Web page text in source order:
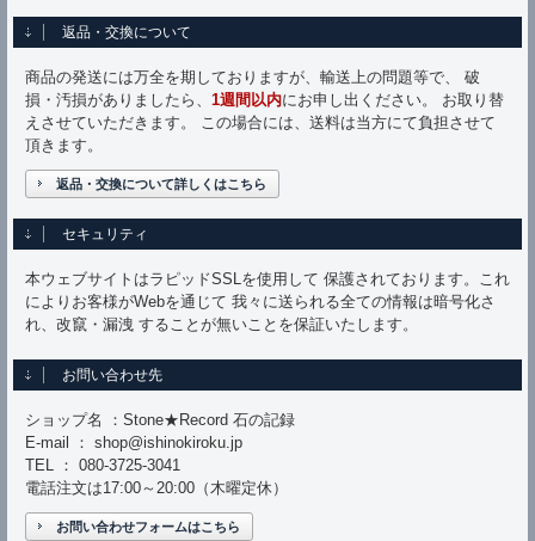
返品・交換について
商品の発送には万全を期しておりますが、輸送上の問題等で、 破
損・汚損がありましたら、 1週間以内にお申し出ください。 お取り替
えさせていただきます。 この場合には、送料は当方にて負担させて
頂きます。
返品・交換について詳しくはこちら
セキュリティ
本ウェブサイトはラピッドSSLを使用して 保護されております。これ
によりお客様がWebを通じて 我々に送られる全ての情報は暗号化さ
れ、改竄・漏洩 することが無いことを保証いたします。
お問い合わせ先
ショップ名 ：Stone★Record 石の記録
E-mail ： shop@ishinokiroku.jp
TEL ： 080-3725-3041
電話注文は17:00～20:00（木曜定休）
お問い合わせフォームはこちら